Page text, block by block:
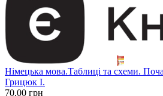
Німецька мова.Таблиці та схеми.
Грицюк І.
70,00 грн